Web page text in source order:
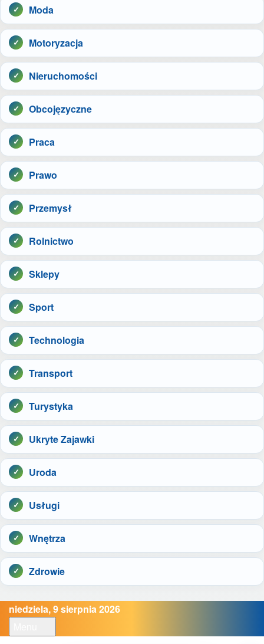
Moda
Motoryzacja
Nieruchomości
Obcojęzyczne
Praca
Prawo
Przemysł
Rolnictwo
Sklepy
Sport
Technologia
Transport
Turystyka
Ukryte Zajawki
Uroda
Usługi
Wnętrza
Zdrowie
niedziela, 9 sierpnia 2026